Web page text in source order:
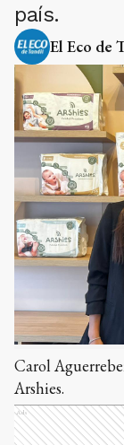
país.
El Eco de
Carol
Arshies.
Ads